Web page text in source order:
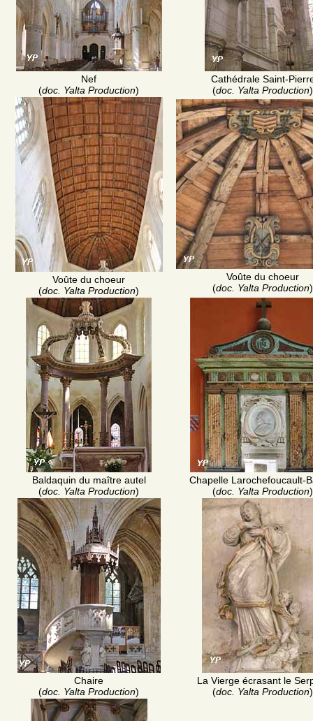
Nef
(doc. Yalta Production)
Cathédrale Saint-
(doc. Yalta Production)
Voûte du choeur
(doc. Yalta Production)
Voûte du choeur
(doc. Yalta Production)
Baldaquin du maître autel
(doc. Yalta Production)
Chapelle Larochefoucault-
(doc. Yalta Production)
Chaire
(doc. Yalta Production)
La Vierge écrasant le
(doc. Yalta Production)